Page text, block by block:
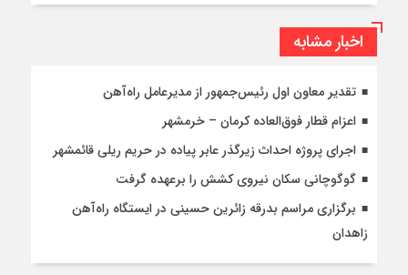
اخبار مشابه
تقدیر معاون اول رئیس‌جمهور از مدیرعامل راه‌آهن
اعزام قطار فوق‌العاده کرمان – خرمشهر
اجرای پروژه احداث زیرگذر عابر پیاده در حریم ریلی قائمشهر
گوگوچانی سکان نیروی کشش را برعهده گرفت
برگزاری مراسم بدرقه زائرین حسینی در ایستگاه راه‌آهن
زاهدان